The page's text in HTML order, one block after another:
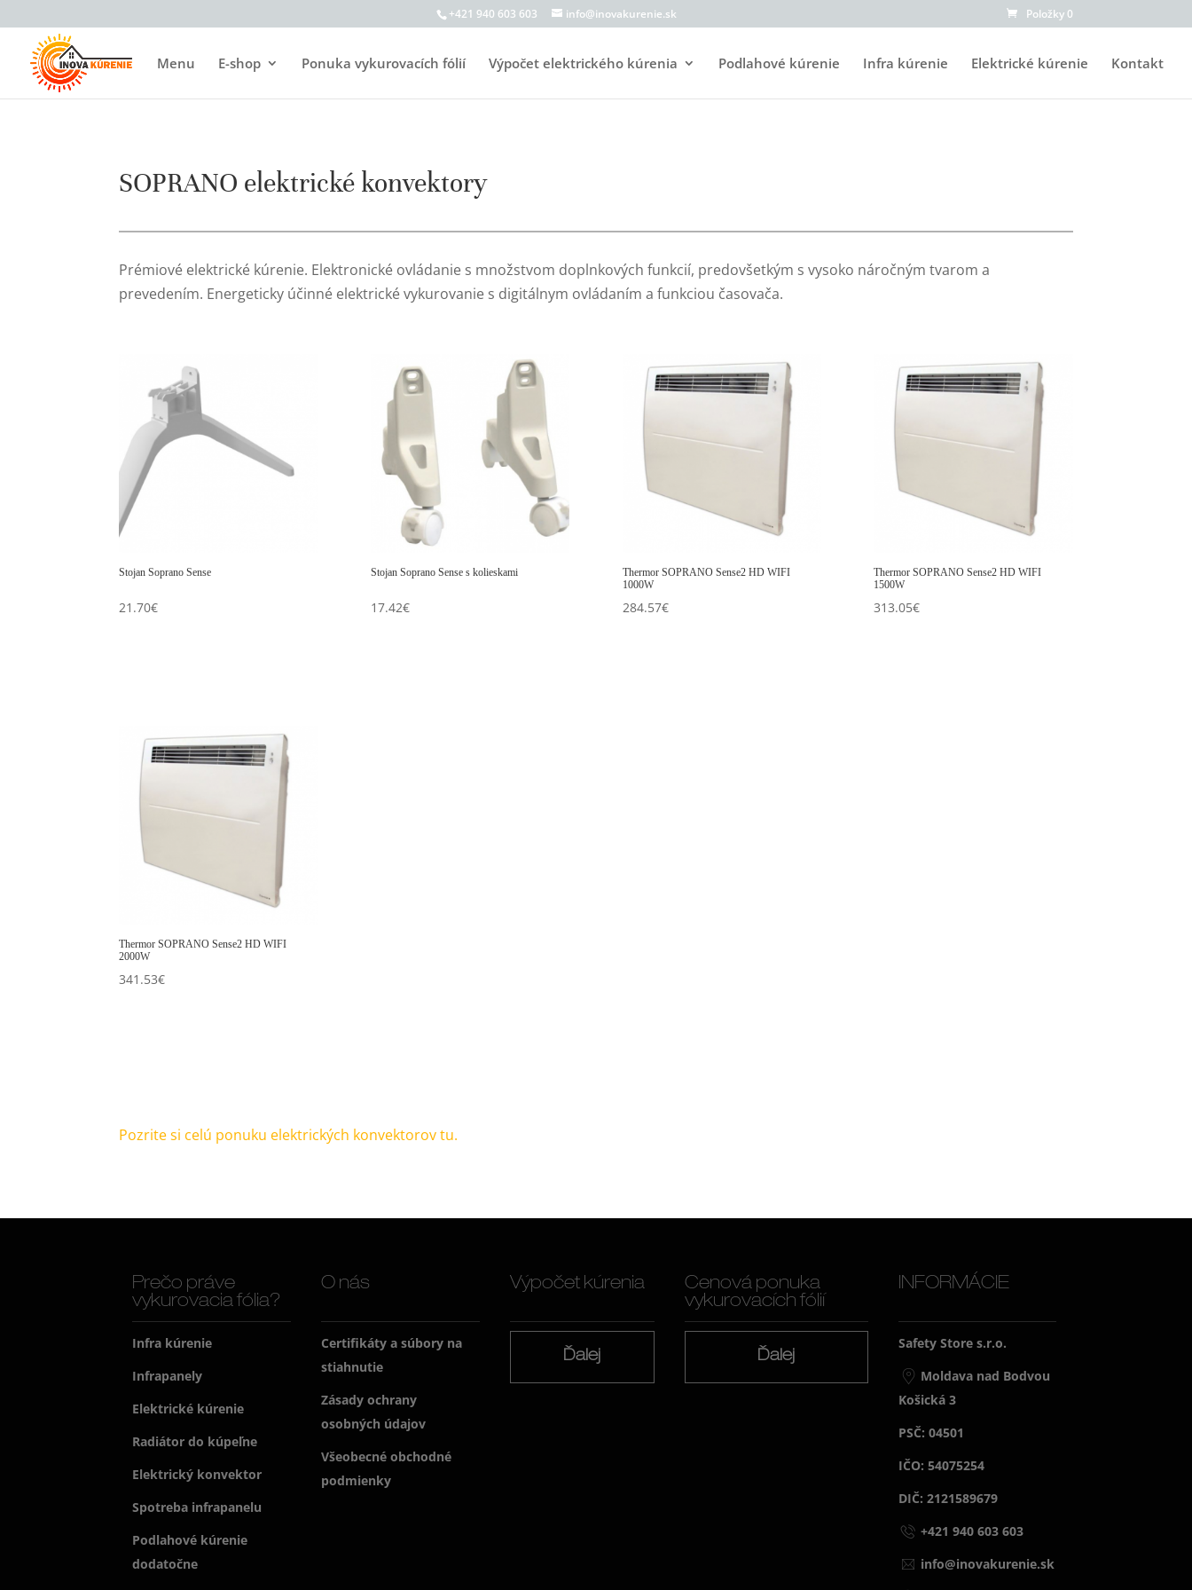
+421 940 603 603 info@inovakurenie.sk Položky 0
Menu E-shop Ponuka vykurovacích fólií Výpočet elektrického kúrenia Podlahové kúrenie Infra kúrenie Elektrické kúrenie Kontakt
SOPRANO elektrické konvektory
Prémiové elektrické kúrenie. Elektronické ovládanie s množstvom doplnkových funkcií, predovšetkým s vysoko náročným tvarom a
prevedením. Energeticky účinné elektrické vykurovanie s digitálnym ovládaním a funkciou časovača.
Stojan Soprano Sense
21.70€
Stojan Soprano Sense s kolieskami
17.42€
Thermor SOPRANO Sense2 HD WIFI
1000W
284.57€
Thermor SOPRANO Sense2 HD WIFI
1500W
313.05€
Thermor SOPRANO Sense2 HD WIFI
2000W
341.53€
Pozrite si celú ponuku elektrických konvektorov tu.
Prečo práve
vykurovacia fólia?
Infra kúrenie
Infrapanely
Elektrické kúrenie
Radiátor do kúpeľne
Elektrický konvektor
Spotreba infrapanelu
Podlahové kúrenie
dodatočne
O nás
Certifikáty a súbory na
stiahnutie
Zásady ochrany
osobných údajov
Všeobecné obchodné
podmienky
Výpočet kúrenia
Ďalej
Cenová ponuka
vykurovacích fólií
Ďalej
INFORMÁCIE
Safety Store s.r.o.
Moldava nad Bodvou
Košická 3
PSČ: 04501
IČO: 54075254
DIČ: 2121589679
+421 940 603 603
info@inovakurenie.sk